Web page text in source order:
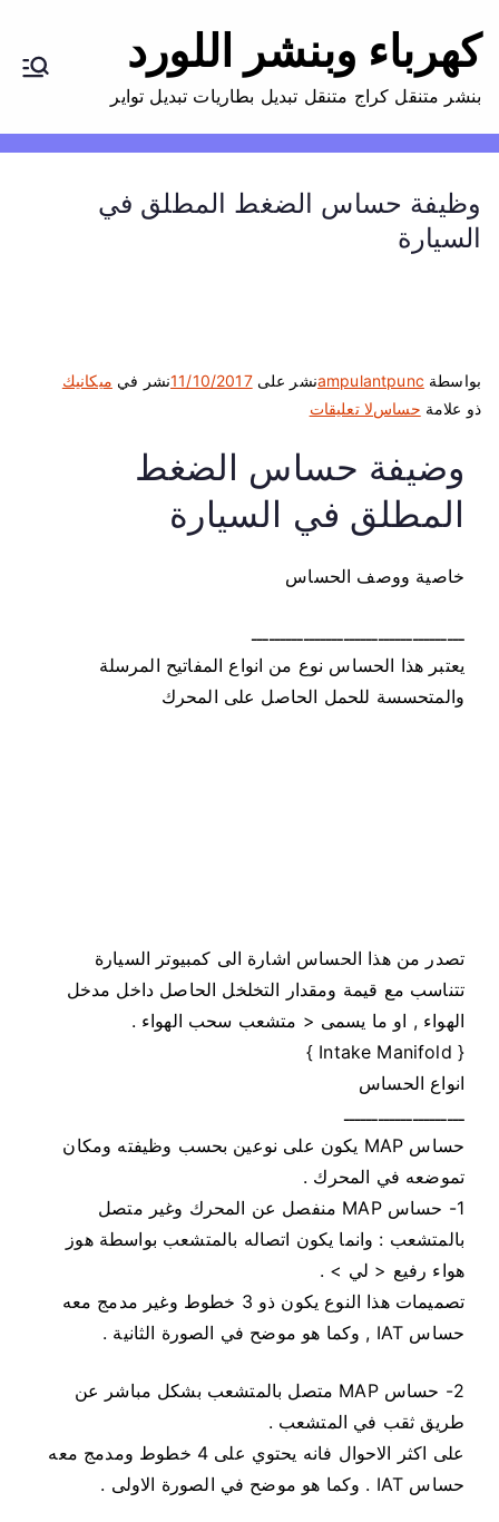
إ
كهرباء وبنشر اللورد
بنشر متنقل كراج متنقل تبديل بطاريات تبديل تواير
وظيفة حساس الضغط المطلق في
السيارة
بواسطة ampulantpuncنشر على11/10/2017نشر في ميكانيك
ذو علامة حساسلا تعليقات
ظ
ف
س
ا
ط
ل
ق
ف
ي
ا
ر
وضيفة حساس الضغط
المطلق في السيارة
خاصية ووصف الحساس
ـــــــــــــــــــــــــــــــــــــ
يعتبر هذا الحساس نوع من انواع المفاتيح المرسلة
والمتحسسة للحمل الحاصل على المحرك
تصدر من هذا الحساس اشارة الى كمبيوتر السيارة
تتناسب مع قيمة ومقدار التخلخل الحاصل داخل مدخل
الهواء , او ما يسمى < متشعب سحب الهواء .
{ Intake Manifold }
انواع الحساس
ـــــــــــــــــــــ
حساس MAP يكون على نوعين بحسب وظيفته ومكان
تموضعه في المحرك .
1- حساس MAP منفصل عن المحرك وغير متصل
بالمتشعب : وانما يكون اتصاله بالمتشعب بواسطة هوز
هواء رفيع < لي > .
تصميمات هذا النوع يكون ذو 3 خطوط وغير مدمج معه
حساس IAT , وكما هو موضح في الصورة الثانية .
2- حساس MAP متصل بالمتشعب بشكل مباشر عن
طريق ثقب في المتشعب .
على اكثر الاحوال فانه يحتوي على 4 خطوط ومدمج معه
حساس IAT . وكما هو موضح في الصورة الاولى .